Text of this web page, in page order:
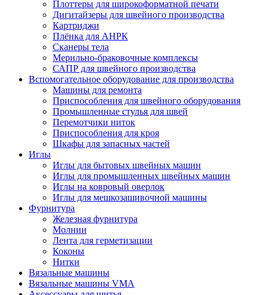
Плоттеры для широкоформатной печати
Дигитайзеры для швейного производства
Картриджи
Плёнка для АНРК
Сканеры тела
Мерильно-браковочные комплексы
САПР для швейного производства
Вспомогательное оборудование для производства
Машины для ремонта
Приспособления для швейного оборудования
Промышленные стулья для швей
Перемотчики ниток
Приспособления для кроя
Шкафы для запасных частей
Иглы
Иглы для бытовых швейных машин
Иглы для промышленных швейных машин
Иглы на ковровый оверлок
Иглы для мешкозашивочной машины
Фурнитура
Железная фурнитура
Молнии
Лента для герметизации
Коконы
Нитки
Вязальные машины
Вязальные машины VMA